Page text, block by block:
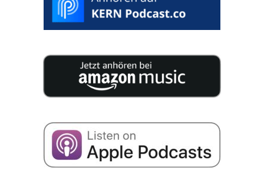
25 especia­lis­tas publi­cam 200 páginas reple­tas de
Concordo com o armaze­na­men­to dos meus
dados para receber e-mails sobre suces­são